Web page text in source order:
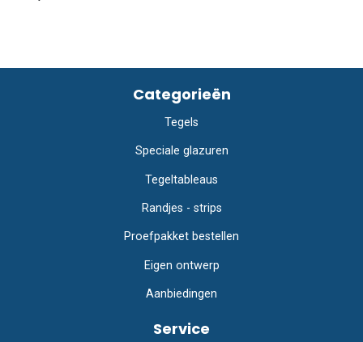
Categorieën
Tegels
Speciale glazuren
Tegeltableaus
Randjes - strips
Proefpakket bestellen
Eigen ontwerp
Aanbiedingen
Service